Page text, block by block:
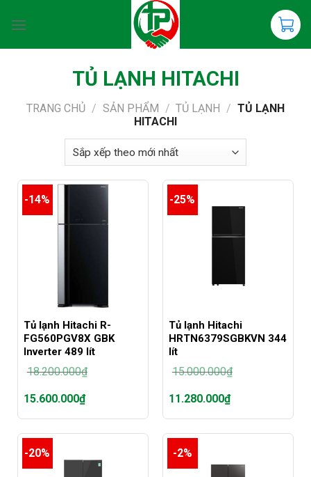
đến
TỦ LẠNH HITACHI
TRANG CHỦ / SẢN PHẨM / TỦ LẠNH / TỦ LẠNH
HITACHI
-14%
Tủ lạnh Hitachi R-
FG560PGV8X GBK
Inverter 489 lít
18.200.000₫
Giá
gốc
là:
15.600.000₫
Giá
hiện
là:
15.600.000₫.
-25%
Tủ lạnh Hitachi
HRTN6379SGBKVN 344
lít
15.000.000₫
Giá
gốc
là:
11.280.000₫
Giá
hiện
là:
11.280.000₫.
-20% -2%